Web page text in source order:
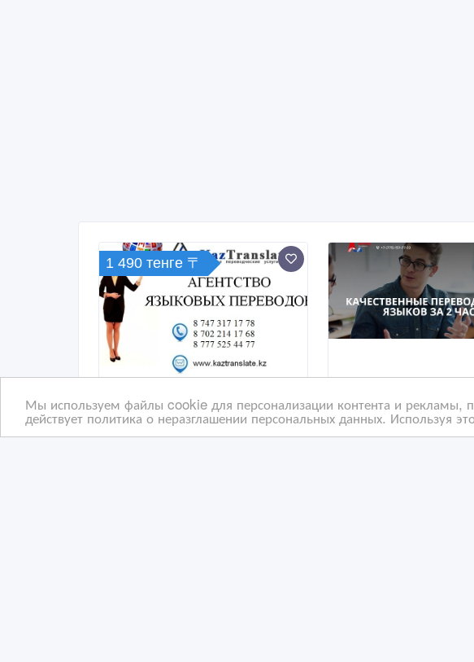
Мы используем файлы cookie для персонализации контента и рекламы,
действует политика о неразглашении персональных данных. Используя
1 490 тенге 〒